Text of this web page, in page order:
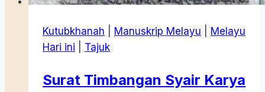
Kutubkhanah Manuskrip Melayu
Melayu
Hari ini
Tajuk
Surat Timbangan Syair Karya